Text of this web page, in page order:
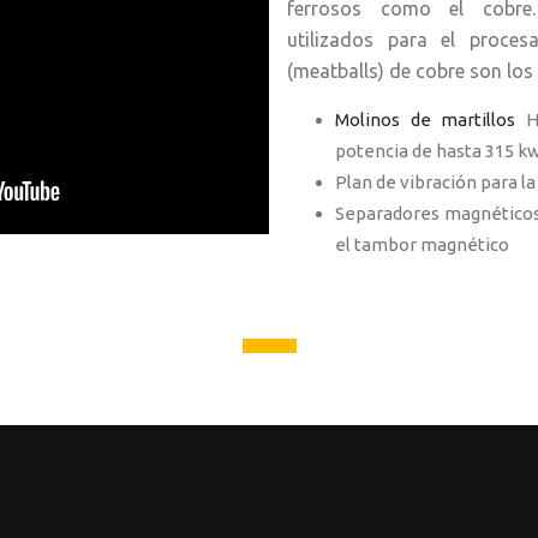
ferrosos como el
utilizados para el
(meatballs) de cobre son
Molinos de martillos
potencia de hasta 315
Plan de vibración para
Separadores
el tambor magnético